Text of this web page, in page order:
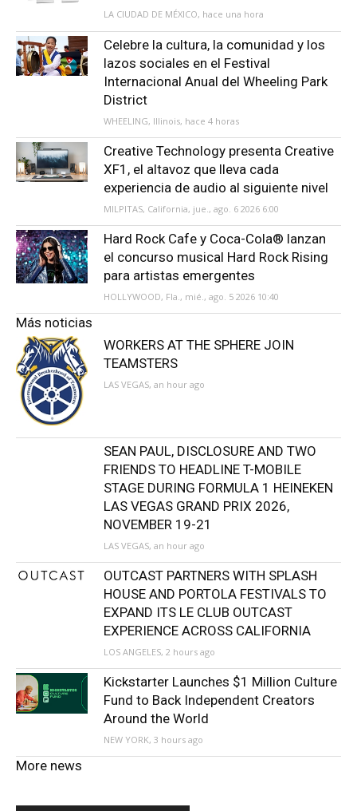
LA CIUDAD DE MÉXICO, hace una hora
Celebre la cultura, la comunidad y los
lazos sociales en el Festival
Internacional Anual del Wheeling Park
District
WHEELING, Illinois, hace 4 horas
Creative Technology presenta Creative
XF1, el altavoz que lleva cada
experiencia de audio al siguiente nivel
MILPITAS, California, jue., ago. 6 2026 6:00
Hard Rock Cafe y Coca-Cola® lanzan
el concurso musical Hard Rock Rising
para artistas emergentes
HOLLYWOOD, Fla., mié., ago. 5 2026 10:40
Más noticias
WORKERS AT THE SPHERE JOIN
TEAMSTERS
LAS VEGAS, an hour ago
SEAN PAUL, DISCLOSURE AND TWO
FRIENDS TO HEADLINE T-MOBILE
STAGE DURING FORMULA 1 HEINEKEN
LAS VEGAS GRAND PRIX 2026,
NOVEMBER 19-21
LAS VEGAS, an hour ago
OUTCAST PARTNERS WITH SPLASH
HOUSE AND PORTOLA FESTIVALS TO
EXPAND ITS LE CLUB OUTCAST
EXPERIENCE ACROSS CALIFORNIA
LOS ANGELES, 2 hours ago
Kickstarter Launches $1 Million Culture
Fund to Back Independent Creators
Around the World
NEW YORK, 3 hours ago
More news